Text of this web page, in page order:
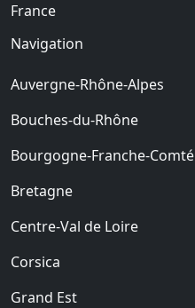
France
Navigation
Auvergne-Rhône-Alpes
Bouches-du-Rhône
Bourgogne-Franche-Comté
Bretagne
Centre-Val de Loire
Corsica
Grand Est